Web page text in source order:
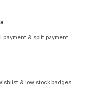
payment & split payment.
& low stock badges